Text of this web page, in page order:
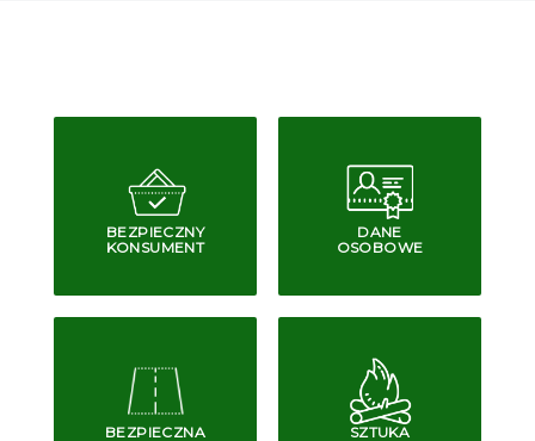
BEZPIECZNY
KONSUMENT
DANE
OSOBOWE
BEZPIECZNA
SZTUKA